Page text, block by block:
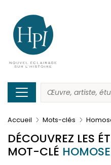
contenu
principal
Menu
secondaire
(header)
Accueil Mots-clés
DÉCOUVREZ LES
MOT-CLÉ